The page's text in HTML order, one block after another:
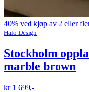
40% ved kjøp av 2 eller
Halo Design
Stockholm
marble brown
kr 1 699,-